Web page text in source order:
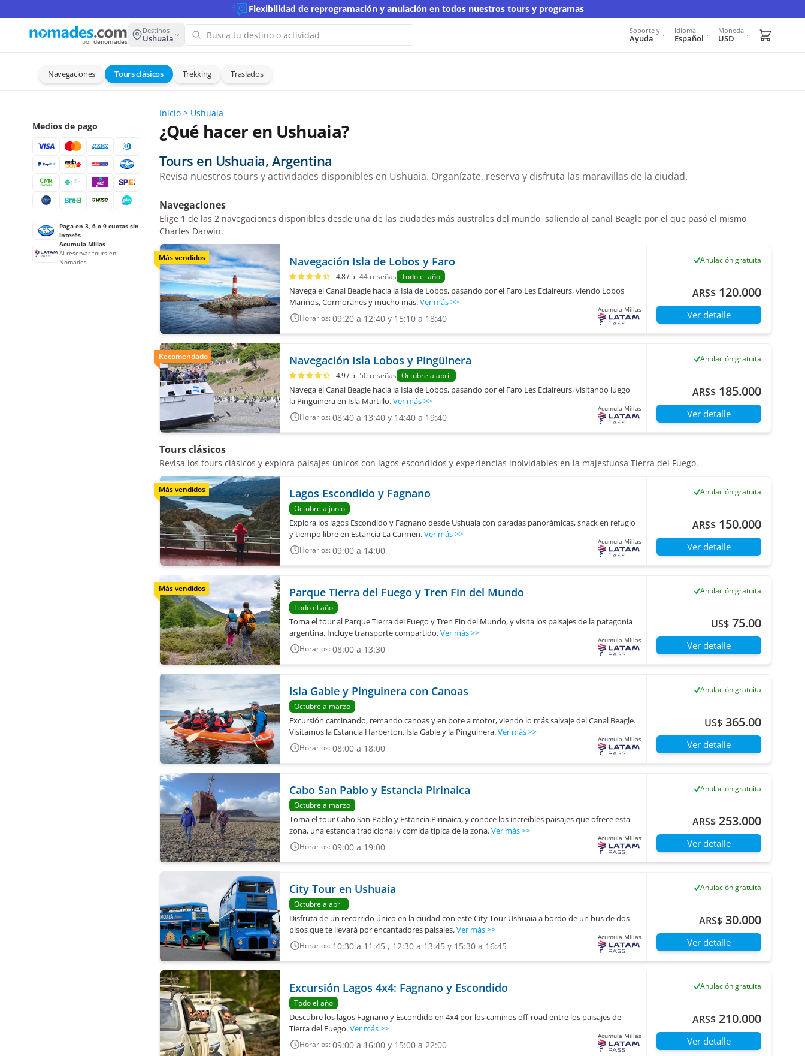
Flexibilidad de reprogramación y anulación en todos nuestros tours y programas
por denomades
Destinos
Ushuaia
¡Oops! No hemos encontrado resultados
Intenta con otra palabra clave
Soporte y
Ayuda
Idioma
Español
Moneda
USD Carrito
Navegaciones Tours clásicos Trekking Traslados
Medios de pago
Paga en 3, 6 o 9 cuotas sin
interés
Acumula Millas
Al reservar tours en
Nomades
Inicio > Ushuaia
¿Qué hacer en Ushuaia?
Tours en Ushuaia, Argentina
Revisa nuestros tours y actividades disponibles en Ushuaia. Organízate, reserva y disfruta las maravillas de la ciudad.
Navegaciones
Elige 1 de las 2 navegaciones disponibles desde una de las ciudades más australes del mundo, saliendo al canal Beagle por el que pasó el mismo
Charles Darwin.
Más vendidos
Acumula Millas
Navegación Isla de Lobos y Faro
4.8/ 5 44 reseñas Todo el año
Navega el Canal Beagle hacia la Isla de Lobos, pasando por el Faro Les Eclaireurs, viendo Lobos
Marinos, Cormoranes y mucho más.Ver más>>
Horarios: 09:20 a 12:40 y 15:10 a 18:40
Anulación gratuita
ARS$ 120.000
Ver detalle
Recomendado
Acumula Millas
Navegación Isla Lobos y Pingüinera
4.9/ 5 50 reseñas Octubre a abril
Navega el Canal Beagle hacia la Isla de Lobos, pasando por el Faro Les Eclaireurs, visitando luego
la Pinguinera en Isla Martillo.Ver más>>
Horarios: 08:40 a 13:40 y 14:40 a 19:40
Anulación gratuita
ARS$ 185.000
Ver detalle
Tours clásicos
Revisa los tours clásicos y explora paisajes únicos con lagos escondidos y experiencias inolvidables en la majestuosa Tierra del Fuego.
Más vendidos
Acumula Millas
Lagos Escondido y Fagnano
Octubre a junio
Explora los lagos Escondido y Fagnano desde Ushuaia con paradas panorámicas, snack en refugio
y tiempo libre en Estancia La Carmen.Ver más>>
Horarios: 09:00 a 14:00
Anulación gratuita
ARS$ 150.000
Ver detalle
Más vendidos
Acumula Millas
Parque Tierra del Fuego y Tren Fin del Mundo
Todo el año
Toma el tour al Parque Tierra del Fuego y Tren Fin del Mundo, y visita los paisajes de la patagonia
argentina. Incluye transporte compartido.Ver más>>
Horarios: 08:00 a 13:30
Anulación gratuita
US$ 75.00
Ver detalle
Acumula Millas
Isla Gable y Pinguinera con Canoas
Octubre a marzo
Excursión caminando, remando canoas y en bote a motor, viendo lo más salvaje del Canal Beagle.
Visitamos la Estancia Harberton, Isla Gable y la Pinguinera.Ver más>>
Horarios: 08:00 a 18:00
Anulación gratuita
US$ 365.00
Ver detalle
Acumula Millas
Cabo San Pablo y Estancia Pirinaica
Octubre a marzo
Toma el tour Cabo San Pablo y Estancia Pirinaica, y conoce los increíbles paisajes que ofrece esta
zona, una estancia tradicional y comida típica de la zona.Ver más>>
Horarios: 09:00 a 19:00
Anulación gratuita
ARS$ 253.000
Ver detalle
Acumula Millas
City Tour en Ushuaia
Octubre a abril
Disfruta de un recorrido único en la ciudad con este City Tour Ushuaia a bordo de un bus de dos
pisos que te llevará por encantadores paisajes.Ver más>>
Horarios: 10:30 a 11:45 , 12:30 a 13:45 y 15:30 a 16:45
Anulación gratuita
ARS$ 30.000
Ver detalle
Acumula Millas
Excursión Lagos 4x4: Fagnano y Escondido
Todo el año
Descubre los lagos Fagnano y Escondido en 4x4 por los caminos off-road entre los paisajes de
Tierra del Fuego.Ver más>>
Horarios: 09:00 a 16:00 y 15:00 a 22:00
Anulación gratuita
ARS$ 210.000
Ver detalle